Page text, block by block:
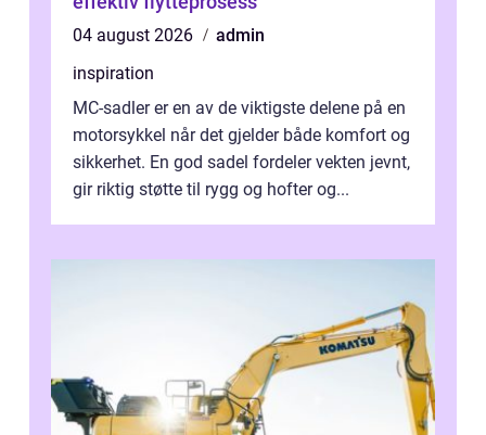
04 august 2026
admin
inspiration
MC-sadler er en av de viktigste delene på en
motorsykkel når det gjelder både komfort og
sikkerhet. En god sadel fordeler vekten jevnt,
gir riktig støtte til rygg og hofter og...